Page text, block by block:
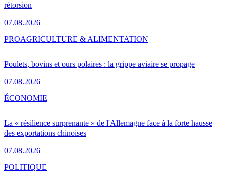
rétorsion
07.08.2026
Poulets, bovins et ours polaires : la grippe aviaire se propage
07.08.2026
PROAGRICULTURE & ALIMENTATION
La « résilience surprenante » de l'Allemagne face à la forte hausse
des exportations chinoises
07.08.2026
ÉCONOMIE
POLITIQUE